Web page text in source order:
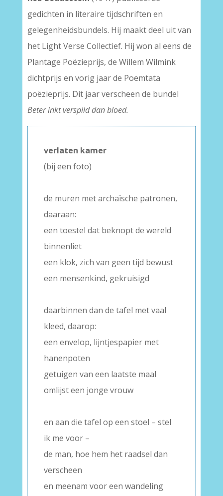
gedichten in literaire tijdschriften en
gelegenheidsbundels. Hij maakt deel uit van
het Light Verse Collectief. Hij won al eens de
Plantage Poëzieprijs, de Willem Wilmink
dichtprijs en vorig jaar de Poemtata
poëzieprijs. Dit jaar verscheen de bundel
Beter inkt verspild dan bloed.
verlaten kamer
(bij een foto)
de muren met archaïsche patronen,
daaraan:
een toestel dat beknopt de wereld
binnenliet
een klok, zich van geen tijd bewust
een mensenkind, gekruisigd
daarbinnen dan de tafel met vaal
kleed, daarop:
een envelop, lijntjespapier met
hanenpoten
getuigen van een laatste maal
omlijst een jonge vrouw
en aan die tafel op een stoel – stel
ik me voor –
de man, hoe hem het raadsel dan
verscheen
en meenam voor een wandeling